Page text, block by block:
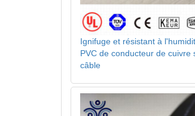
Ignifuge et résistant à
PVC de conducteur de cuivre
câble